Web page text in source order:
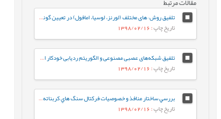
تلفیق روش¬های مختلف (لورنز، لوسیا، امافول) در تعیین گونه های سنگی و واحدهای جریانی در سازند رازک با سن میوسن پایینی در میدان گازی سرخون، حوضه رسوبی زاگرس، جنوب شرقی ایران
تاریخ چاپ: 1398/02/16
تلفیق شبکه‌های عصبی مصنوعی و الگوریتم ردیابی خودکار احتمال گسل نازک شده، جهت شناسایی، تفسیر و استخراج گسل‌ها
تاریخ چاپ: 1398/02/16
بررسي ساختار منافذ و خصوصيات فرکتال سنگ هاي کربناته ريز دانه‌ي گرو و سرگلو با استفاده از آناليز جذب در فشار پايين نيتروژن
تاریخ چاپ: 1398/02/16